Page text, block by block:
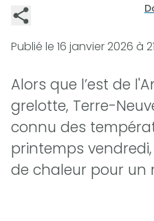
Publié le 16 janvier 2026 à
Alors que l’est de
grelotte, Terre-
connu des
printemps
de chaleur pour un